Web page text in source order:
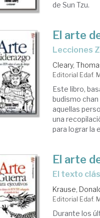
de Sun Tzu.
El arte
lecciones
Cleary,
Editorial Edaf.
Este libro,
budismo
aquellas
una
para lograr la
El arte
el texto
Krause,
Editorial Edaf.
Durante los